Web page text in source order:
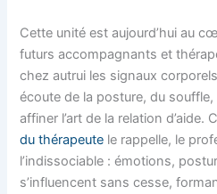
Cette unité est aujourd’hui au
futurs accompagnants et
chez autrui les signaux
écoute de la posture, du souffle,
affiner l’art de la relation d’aide.
du thérapeute le rappelle, le
l’indissociable : émotions,
s’influencent sans cesse,